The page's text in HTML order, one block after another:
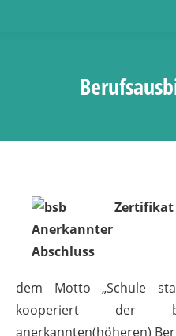
dem Motto „Schule
kooperiert der
anerkannten(höheren)